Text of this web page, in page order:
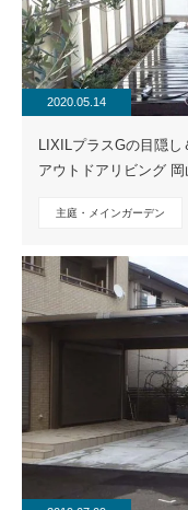
2020.05.14
LIXILプラスGの目隠
アウトドアリビング 岡
主庭・メインガーデン